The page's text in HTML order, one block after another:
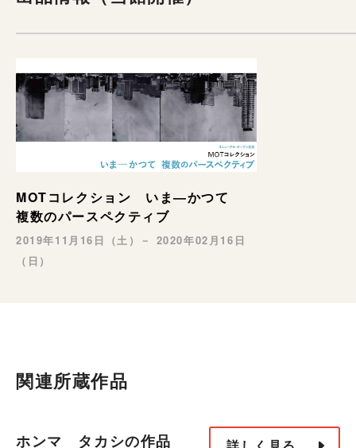
MOTコレクション いま―かつて
複数のパースペクティブ
2019年11月16日（土）－ 2020年02月16日
（日）
関連所蔵作品
ホンマ タカシの作品